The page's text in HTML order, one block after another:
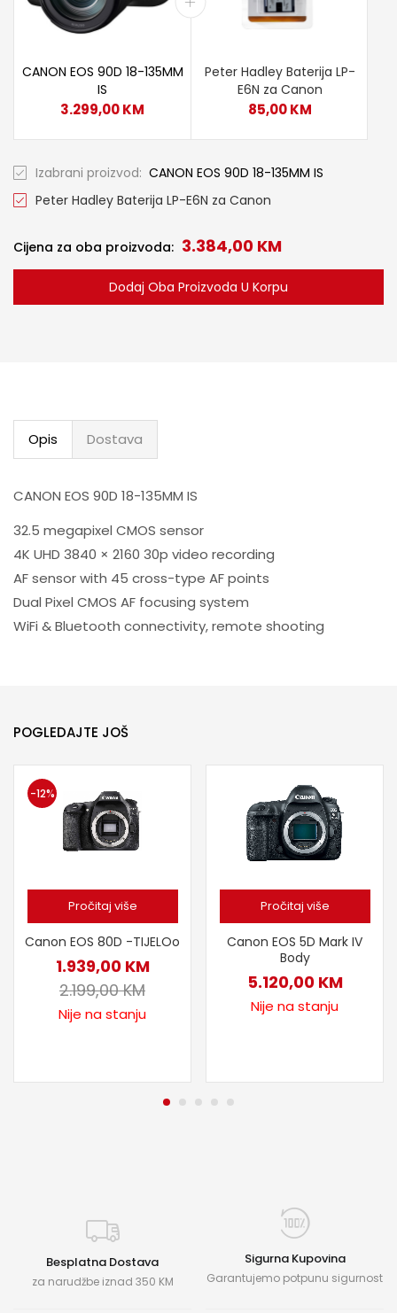
CANON EOS 90D 18-135MM
IS
3.299,00KM
Peter Hadley Baterija LP-
E6N za Canon
85,00KM
Izabrani proizvod: CANON EOS 90D 18-135MM IS
Peter Hadley Baterija LP-E6N za Canon
Cijena za oba proizvoda: 3.384,00 KM
Opis Dostava
CANON EOS 90D 18-135MM IS
32.5 megapixel CMOS sensor
4K UHD 3840 × 2160 30p video recording
AF sensor with 45 cross-type AF points
Dual Pixel CMOS AF focusing system
WiFi & Bluetooth connectivity, remote shooting
POGLEDAJTE JOŠ
Pročitaj više
Canon EOS 80D -TIJELOo
1.939,00 KM
2.199,00KM
-12%
Nije na stanju
Pročitaj više
Canon EOS 5D Mark IV
Body
5.120,00 KM
Nije na stanju
Besplatna Dostava
za narudžbe iznad 350 KM
Sigurna Kupovina
Garantujemo potpunu sigurnost